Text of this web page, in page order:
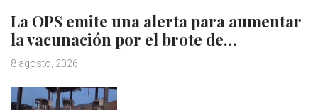
La OPS emite una alerta para aumentar
la vacunación por el brote de…
8 agosto, 2026